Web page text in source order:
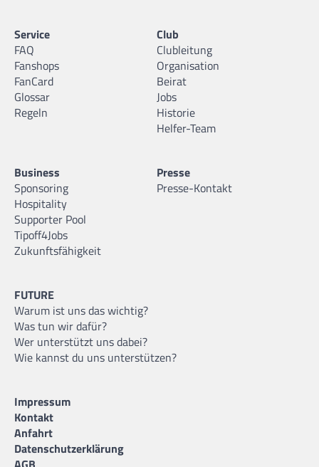
Service
FAQ
Fanshops
FanCard
Glossar
Regeln
Club
Clubleitung
Organisation
Beirat
Jobs
Historie
Helfer-Team
Business
Sponsoring
Hospitality
Supporter Pool
Tipoff4Jobs
Zukunftsfähigkeit
Presse
Presse-Kontakt
FUTURE
Warum ist uns das wichtig?
Was tun wir dafür?
Wer unterstützt uns dabei?
Wie kannst du uns unterstützen?
Impressum
Kontakt
Anfahrt
Datenschutzerklärung